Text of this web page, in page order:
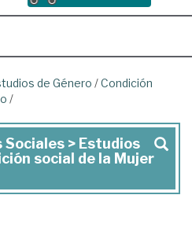
de Género /Condición
/
Sociales > Estudios
social de la Mujer